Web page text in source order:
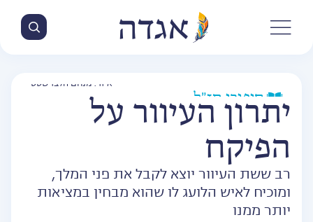
איור: מנחם הלברשטט
סיפורי חז״ל
יתרון העיוור על
הפיקח
רב ששת העיוור יוצא לקבל את פני המלך,
ומוכיח לאיש הלועג לו שהוא מבחין במציאות
יותר ממנו